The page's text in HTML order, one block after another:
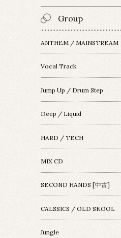
Group
ANTHEM / MAINSTREAM
Vocal Track
Jump Up / Drum Step
Deep / Liquid
HARD / TECH
MIX CD
SECOND HANDS [中古]
CALSSICS / OLD SKOOL
Jungle